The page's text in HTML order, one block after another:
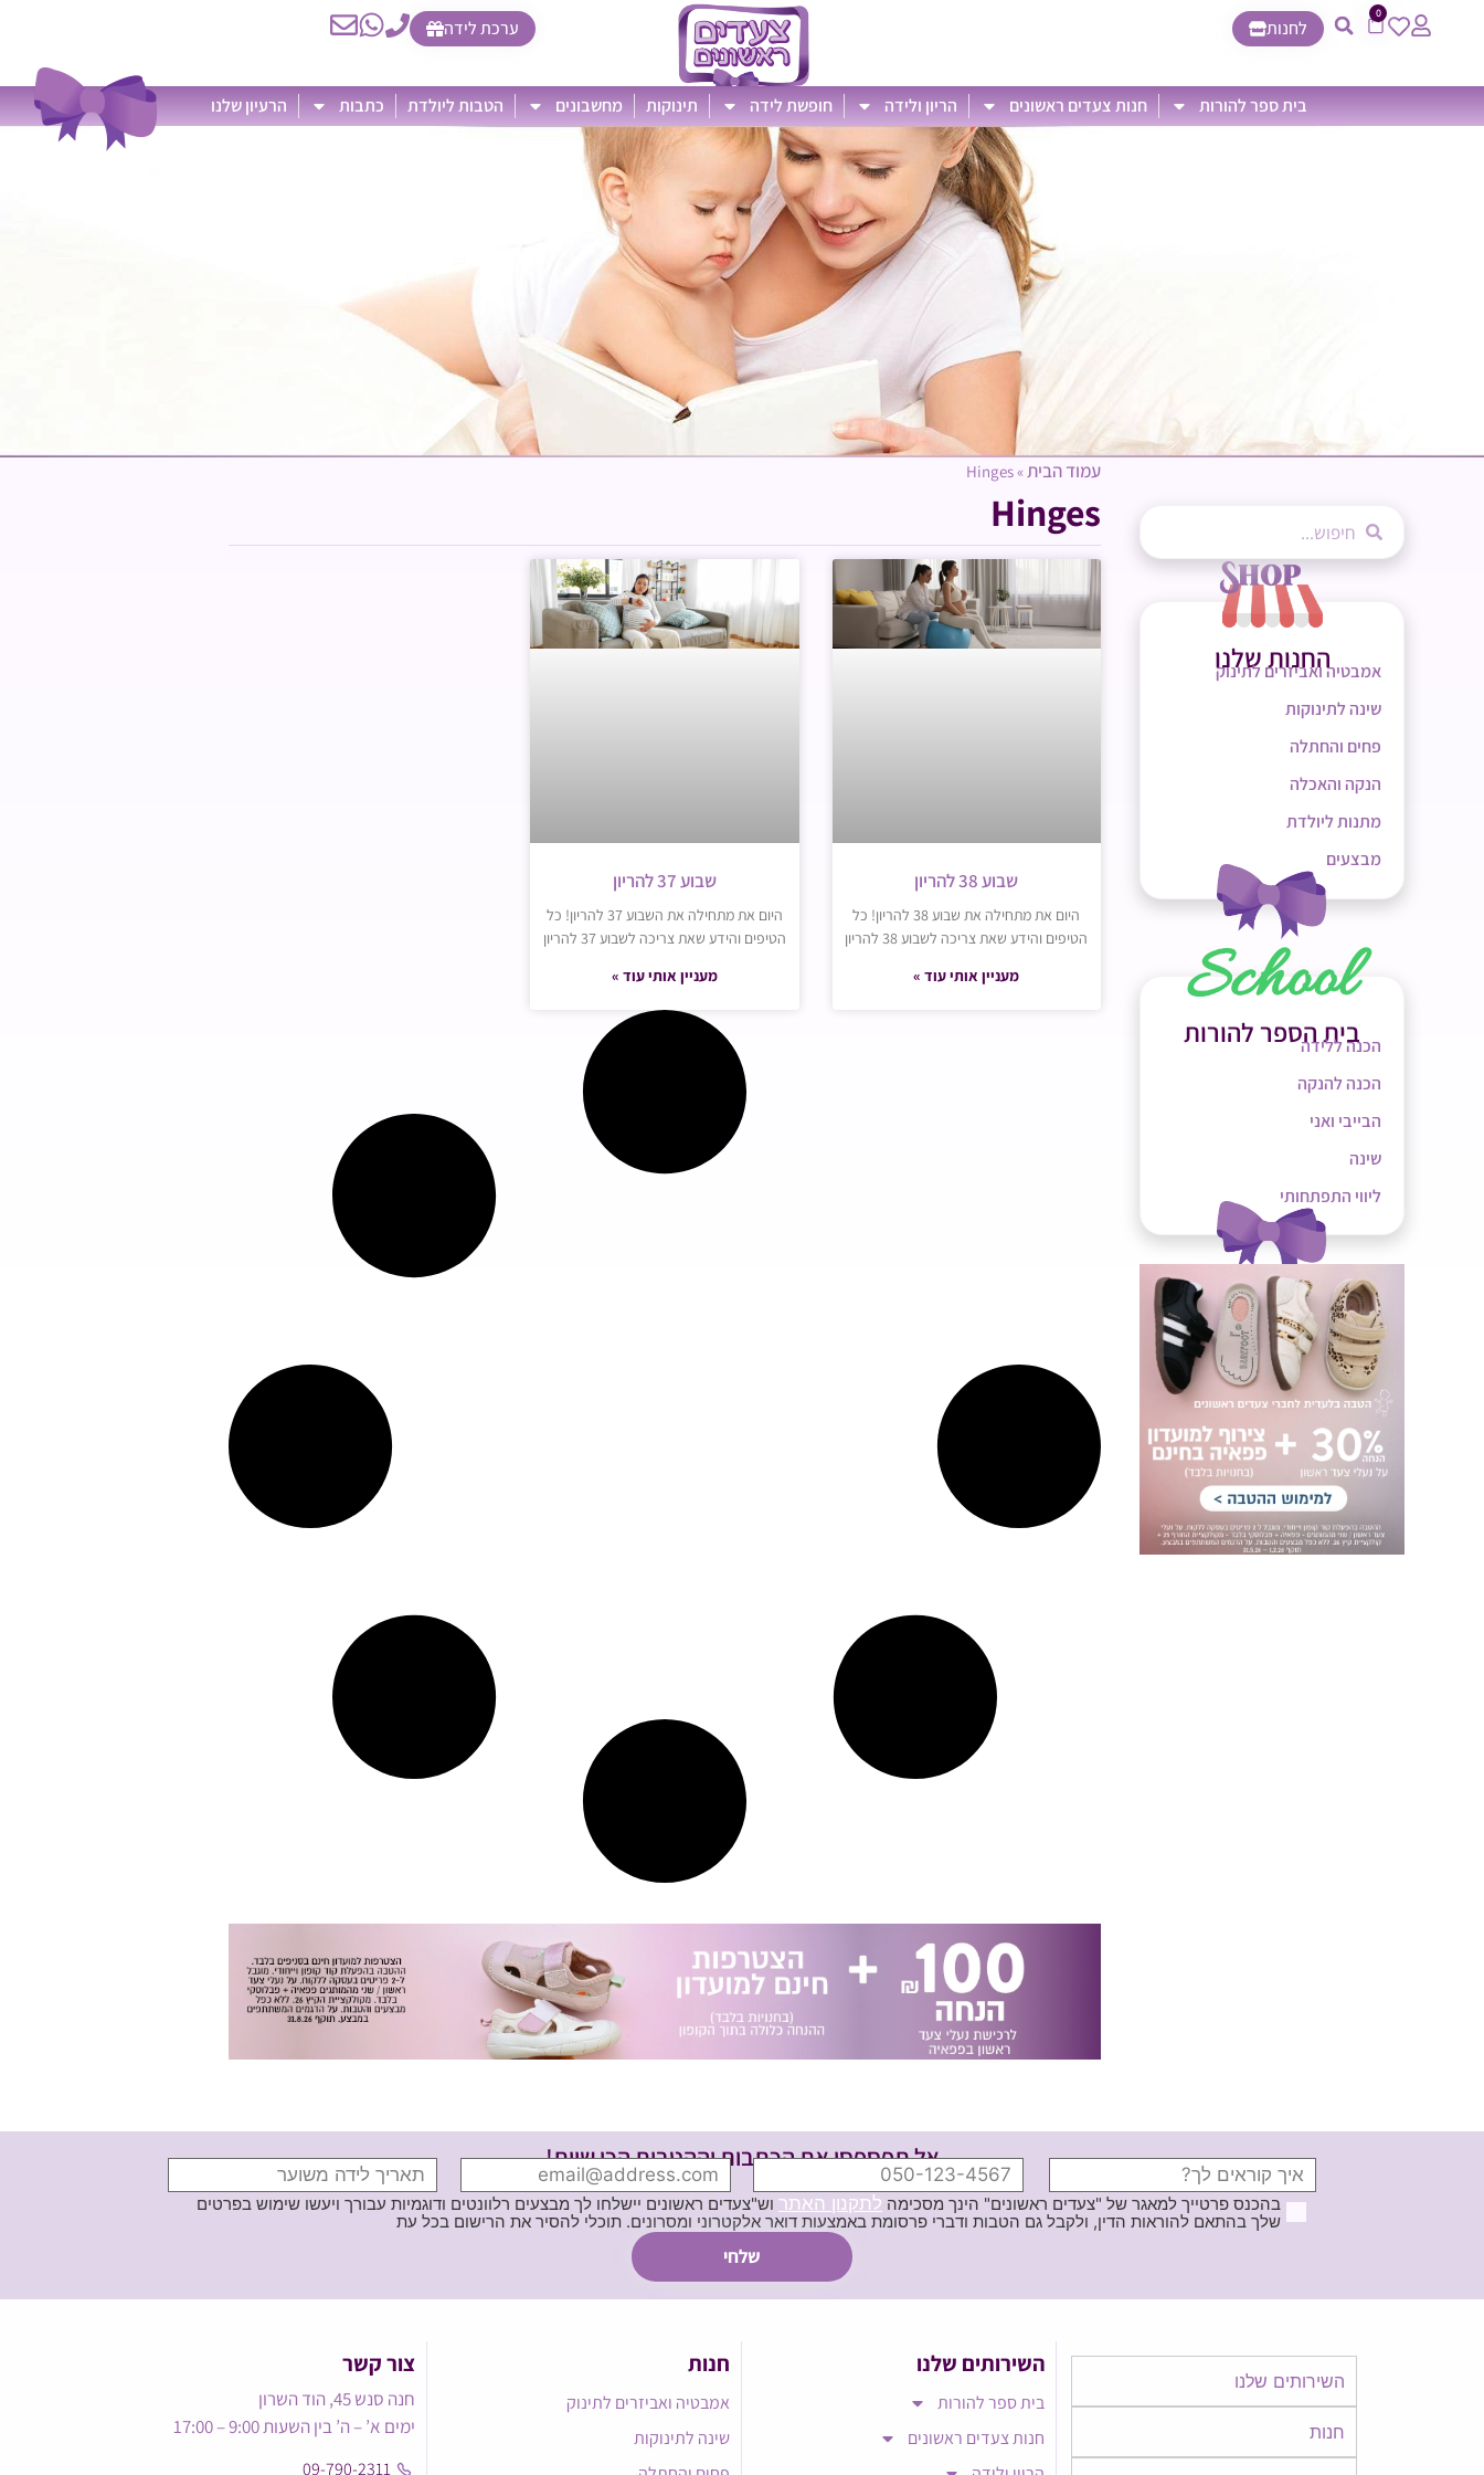
0
לחנות ערכת לידה
בית ספר להורות חנות צעדים ראשונים הריון ולידה חופשת לידה תינוקות מחשבונים הטבות ליולדת כתבות הרעיון שלנו
החנות שלנו
אמבטיה ואביזרים לתינוק
שינה לתינוקות
פחים והחתלה
הנקה והאכלה
מתנות ליולדת
מבצעים
בית הספר להורות
הכנה ללידה
הכנה להנקה
הבייבי ואני
שינה
ליווי התפתחותי
עמוד הבית»
Hinges
Hinges
שבוע 38 להריון
היום את מתחילה את שבוע 38 להריון! כל
הטיפים והידע שאת צריכה לשבוע 38 להריון
מעניין אותי עוד »
שבוע 37 להריון
היום את מתחילה את השבוע 37 להריון! כל
הטיפים והידע שאת צריכה לשבוע 37 להריון
מעניין אותי עוד »
אל תפספסי את הכתבות וההטבות הכי שוות!
בהכנס פרטייך למאגר של "צעדים ראשונים" הינך מסכימה לתקנון האתר וש"צעדים ראשונים יישלחו לך מבצעים רלוונטים ודוגמיות עבורך ויעשו שימוש בפרטים
שלך בהתאם להוראות הדין, ולקבל גם הטבות ודברי פרסומת באמצעות דואר אלקטרוני ומסרונים. תוכלי להסיר את הרישום בכל עת
השירותים שלנו
חנות
השירותים שלנו
בית ספר להורות
חנות צעדים ראשונים
חנות
אמבטיה ואביזרים לתינוק
שינה לתינוקות
צור קשר
חנה סנש 45, הוד השרון
ימים א’ – ה’ בין השעות 9:00 – 17:00
09-790-2311